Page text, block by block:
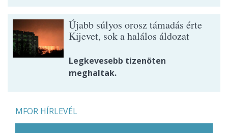
Újabb súlyos orosz támadás érte
Kijevet, sok a halálos áldozat
Legkevesebb tizenöten
meghaltak.
MFOR HÍRLEVÉL